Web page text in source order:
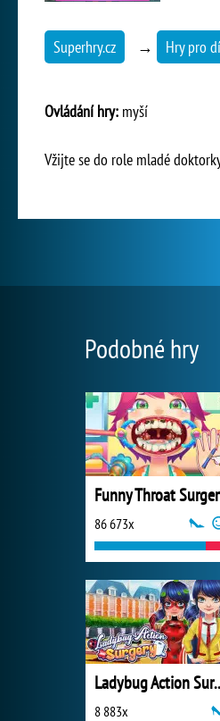
Superhry.cz → Hry pro
Ovládání hry: myší
Vžijte se do role mladé
Podobné hry
Funny Throat
86 673x
8 883x